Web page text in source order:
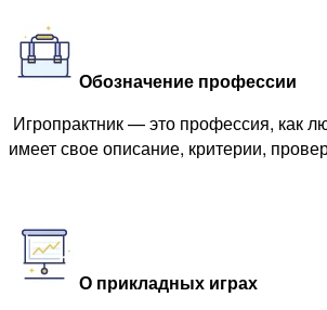
Обозначение профессии
Игропрактник — это профессия, как
имеет свое описание, критерии,
О прикладных играх